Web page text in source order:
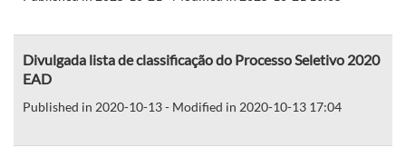
Divulgada lista de classificação do Processo Seletivo 2020
EAD
Published in 2020-10-13 - Modified in 2020-10-13 17:04